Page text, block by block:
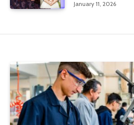
January 11, 2026